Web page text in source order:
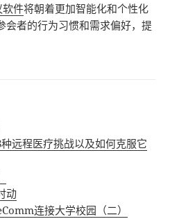
软件将朝着更加智能化和个性化
会者的行为习惯和需求偏好，提
远程医疗挑战以及如何克服它
动
连接大学校园（二）